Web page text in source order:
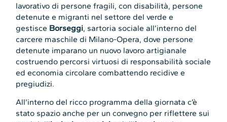
lavorativo di persone fragili, con disabilità, persone
detenute e migranti nel settore del verde e
gestisce Borseggi, sartoria sociale all’interno del
carcere maschile di Milano-Opera, dove persone
detenute imparano un nuovo lavoro artigianale
costruendo percorsi virtuosi di responsabilità sociale
ed economia circolare combattendo recidive e
pregiudizi.
All’interno del ricco programma della giornata c’è
stato spazio anche per un convegno per riflettere sui